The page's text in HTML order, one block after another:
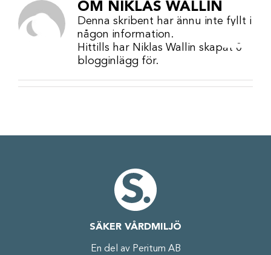
Fortsätt
innehållet
OM NIKLAS WALLIN
Denna skribent har ännu inte fyllt i
någon information.
Hittills har Niklas Wallin skapat 0
blogginlägg för.
SÄKER VÅRDMILJÖ
En del av Peritum AB